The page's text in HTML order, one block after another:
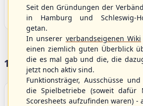
U-23 Baseball European
Championship B Pool 2026 - Group
Germany
U-23
Spain
17 Vereine im S/HBV
Seit den Gründungen der
in Hamburg und Schleswig-
getan.
In unserer verbandseigenen Wiki
einen ziemlich guten Überblick
die es mal gab und die, die
jetzt noch aktiv sind.
Funktionsträger, Ausschüsse
die Spielbetriebe (soweit dafür
Scoresheets aufzufinden waren) -